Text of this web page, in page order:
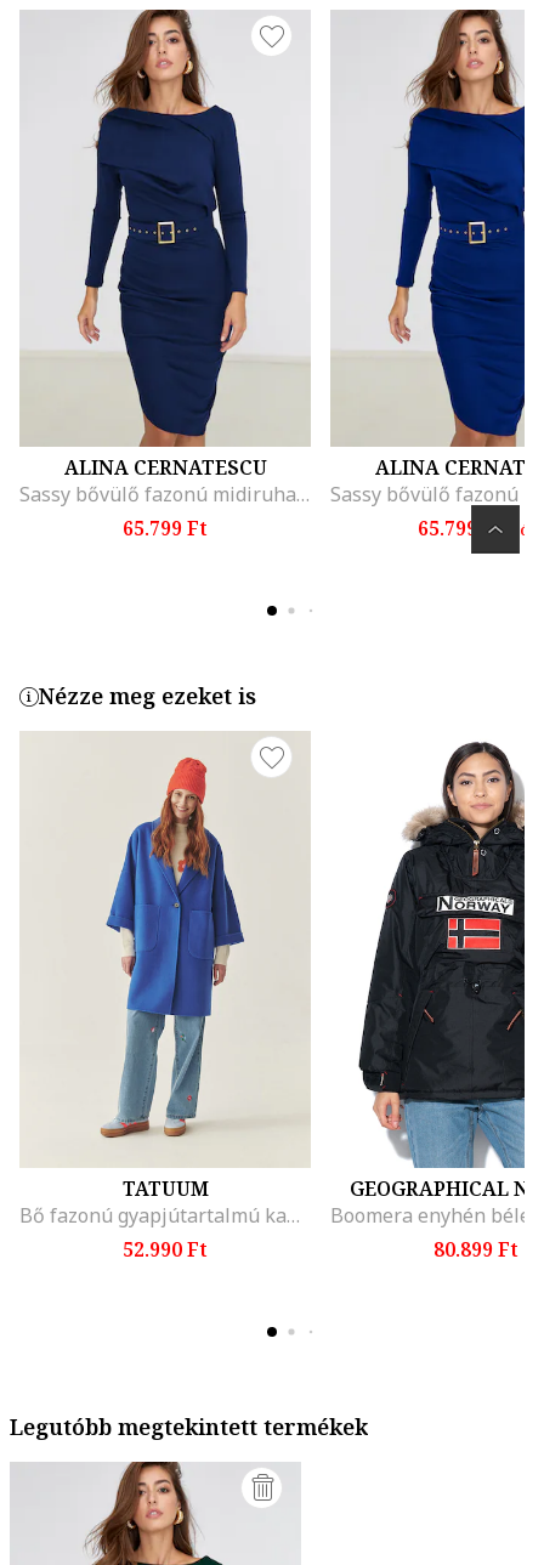
ALINA CERNATESCU
Sassy bővülő fazonú midiruha övvel
65.799 Ft
ALINA
65.799 Ft -tól
Nézze meg ezeket is
TATUUM
Bő fazonú gyapjútartalmú kabát, Királykék
52.990 Ft
GEOGRAPHICAL
80.899 Ft
Legutóbb megtekintett termékek